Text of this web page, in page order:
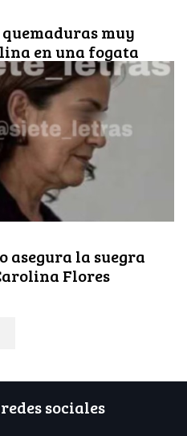
muy
en una fogata
asegura la suegra
Flores
sociales